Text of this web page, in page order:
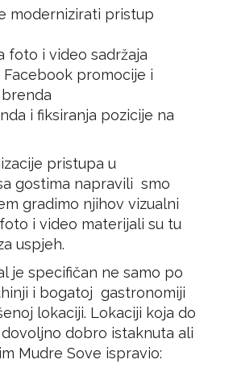
modernizirati pristup
foto i video sadržaja
Facebook promocije i
i fiksiranja pozicije na
pristupa u
gostima napravili smo
gradimo njihov vizualni
i video materijali su tu
uspjeh.
je specifičan ne samo po
i bogatoj gastronomiji
lokaciji. Lokaciji koja do
dobro istaknuta ali
Mudre Sove ispravio: